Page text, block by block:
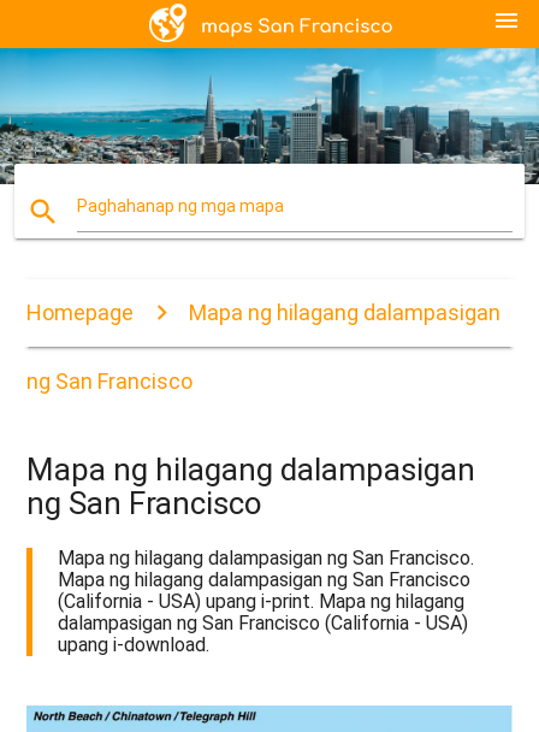
menu
search Paghahanap ng mga mapa
Homepage Mapa ng hilagang dalampasigan
ng San Francisco
Mapa ng hilagang dalampasigan
ng San Francisco
Mapa ng hilagang dalampasigan ng San Francisco.
Mapa ng hilagang dalampasigan ng San Francisco
(California - USA) upang i-print. Mapa ng hilagang
dalampasigan ng San Francisco (California - USA)
upang i-download.